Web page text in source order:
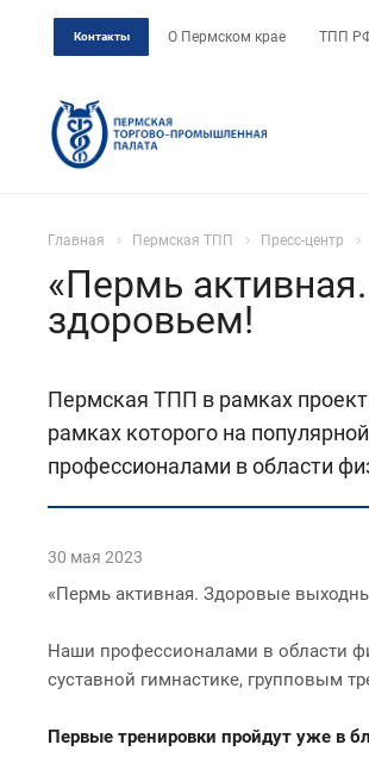
Контакты О Пермском крае ТПП
Главная Пермская ТПП Пресс-центр
«Пермь
здоровьем!
Пермская ТПП в рамках
рамках которого на
профессионалами в области
30 мая 2023
«Пермь активная. Здоровые
Наши профессионалами в области
суставной гимнастике, групповым
Первые тренировки пройдут уже в